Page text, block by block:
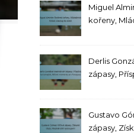
Miguel
kořeny,
Derlis
zápasy,
Gustavo
zápasy,